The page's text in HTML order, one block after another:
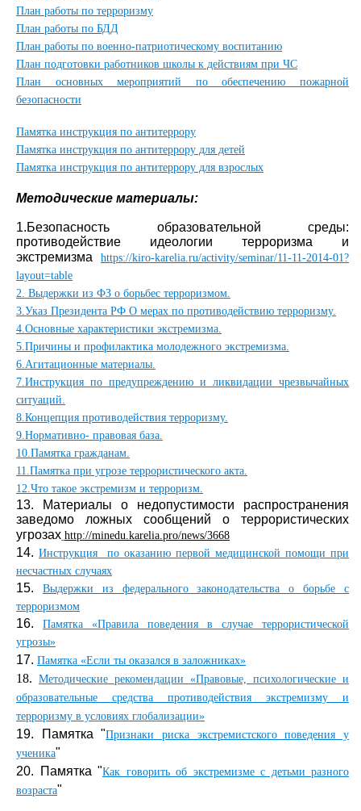
План работы по терроризму
План работы по БДД
План работы по военно-патриотическому воспитанию
План подготовки работников школы к действиям при ЧС
План основных мероприятий по обеспечению пожарной
безопасности
Памятка инструкция по антитеррору
Памятка инструкция по антитеррору для детей
Памятка инструкция по антитеррору для взрослых
Методические материалы:
1.Безопасность образовательной среды:
противодействие идеологии терроризма и
экстремизма https://kiro-karelia.ru/activity/seminar/11-11-2014-01?
layout=table
2. Выдержки из ФЗ о борьбес терроризмом.
3.Указ Президента РФ О мерах по противодействию терроризму.
4.Основные характеристики экстремизма.
5.Причины и профилактика молодежного экстремизма.
6.Агитационные материалы.
7.Инструкция по предупреждению и ликвидации чрезвычайных
ситуаций.
8.Концепция противодействия терроризму.
9.Нормативно- правовая база.
10.Памятка гражданам.
11.Памятка при угрозе террористического акта.
12.Что такое экстремизм и терроризм.
13. Материалы о недопустимости распространения
заведомо ложных сообщений о террористических
угрозах http://minedu.karelia.pro/news/3668
14. Инструкция по оказанию первой медицинской помощи при
несчастных случаях
15. Выдержки из федерального законодательства о борьбе с
терроризмом
16. Памятка «Правила поведения в случае террористической
угрозы»
17. Памятка «Если ты оказался в заложниках»
18. Методические рекомендации «Правовые, психологические и
образовательные средства противодействия экстремизму и
терроризму в условиях глобализации»
19. Памятка "Признаки риска экстремистского поведения у
ученика"
20. Памятка "Как говорить об экстремизме с детьми разного
возраста"